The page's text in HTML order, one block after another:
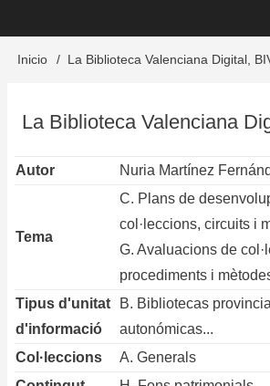
Main
Sobrescribir
ayuda
Inicio La Biblioteca Valenciana Digital,
La Biblioteca Valenciana
Autor Nuria Martínez
Tema
C. Plans de
col·leccions, circuits i
G. Avaluacions de
procediments i
Tipus d'unitat
d'informació
B. Bibliotecas
autonómicas...
Col·leccions
A. Generals